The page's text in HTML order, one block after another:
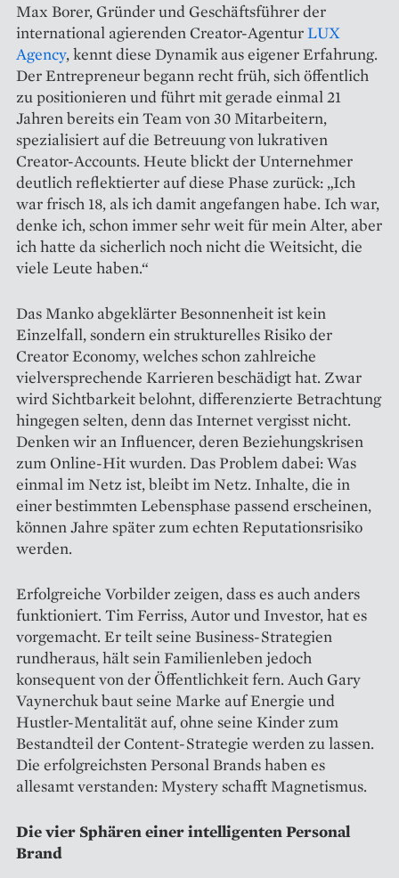
Max Borer, Gründer und Geschäftsführer der
international agierenden Creator-AgenturLUX
Agency, kennt diese Dynamik aus eigener Erfahrung.
Der Entrepreneur begann recht früh, sich öffentlich
zu positionieren und führt mit gerade einmal 21
Jahren bereits ein Team von 30 Mitarbeitern,
spezialisiert auf die Betreuung von lukrativen
Creator-Accounts. Heute blickt der Unternehmer
deutlich reflektierter auf diese Phase zurück: „Ich
war frisch 18, als ich damit angefangen habe. Ich war,
denke ich, schon immer sehr weit für mein Alter, aber
ich hatte da sicherlich noch nicht die Weitsicht, die
viele Leute haben.“
Das Manko abgeklärter Besonnenheit ist kein
Einzelfall, sondern ein strukturelles Risiko der
Creator Economy, welches schon zahlreiche
vielversprechende Karrieren beschädigt hat. Zwar
wird Sichtbarkeit belohnt, differenzierte Betrachtung
hingegen selten, denn das Internet vergisst nicht.
Denken wir an Influencer, deren Beziehungskrisen
zum Online-Hit wurden. Das Problem dabei: Was
einmal im Netz ist, bleibt im Netz. Inhalte, die in
einer bestimmten Lebensphase passend erscheinen,
können Jahre später zum echten Reputationsrisiko
werden.
Erfolgreiche Vorbilder zeigen, dass es auch anders
funktioniert. Tim Ferriss, Autor und Investor, hat es
vorgemacht. Er teilt seine Business-Strategien
rundheraus, hält sein Familienleben jedoch
konsequent von der Öffentlichkeit fern. Auch Gary
Vaynerchuk baut seine Marke auf Energie und
Hustler-Mentalität auf, ohne seine Kinder zum
Bestandteil der Content-Strategie werden zu lassen.
Die erfolgreichsten Personal Brands haben es
allesamt verstanden: Mystery schafft Magnetismus.
Die vier Sphären einer intelligenten Personal
Brand